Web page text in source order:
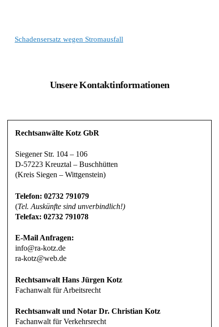
Schadensersatz wegen Stromausfall
Unsere Kontaktinformationen
Rechtsanwälte Kotz GbR
Siegener Str. 104 – 106
D-57223 Kreuztal – Buschhütten
(Kreis Siegen – Wittgenstein)
Telefon: 02732 791079
(Tel. Auskünfte sind unverbindlich!)
Telefax: 02732 791078
E-Mail Anfragen:
info@ra-kotz.de
ra-kotz@web.de
Rechtsanwalt Hans Jürgen Kotz
Fachanwalt für Arbeitsrecht
Rechtsanwalt und Notar Dr. Christian Kotz
Fachanwalt für Verkehrsrecht